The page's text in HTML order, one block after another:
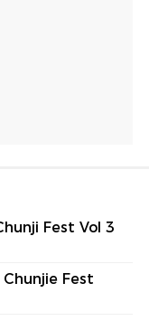
Fest Vol 3
Fest